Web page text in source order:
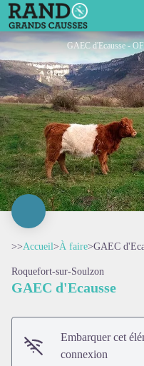
GAEC d'Ecausse
>>Accueil>À faire>GAEC
Roquefort-sur-Soulzon
GAEC d'Ecausse
Embarquer cet
connexion